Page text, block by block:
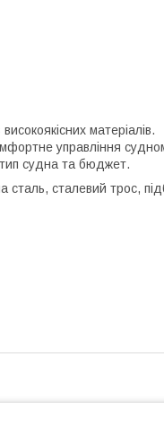
матеріалів.
управління
судна та бюджет.
сталевий трос,